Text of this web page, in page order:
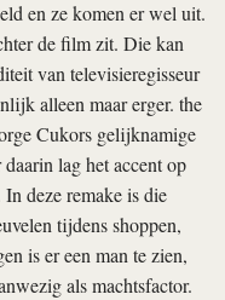
en ze komen er wel uit.
de film zit. Die kan
van televisieregisseur
alleen maar erger. the
Cukors gelijknamige
lag het accent op
deze remake is die
tijdens shoppen,
is er een man te zien,
als machtsfactor.